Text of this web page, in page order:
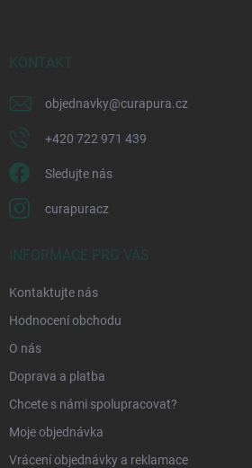
KONTAKT
objednavky@curapura.cz
+420 722 971 439
Sledujte nás
curapuracz
INFORMACE PRO VÁS
Kontaktujte nás
Hodnocení obchodu
O nás
Doprava a platba
Chcete s námi spolupracovat?
Moje objednávka
Vrácení objednávky a reklamace